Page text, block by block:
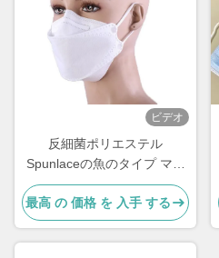
ビデオ
反細菌ポリエステル
Spunlaceの魚のタイプ マス
クのためのNonwoven生地
60gsmペット
最高 の 価格 を 入手 する